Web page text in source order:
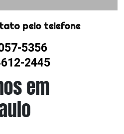
pelo telefone
5356
2445